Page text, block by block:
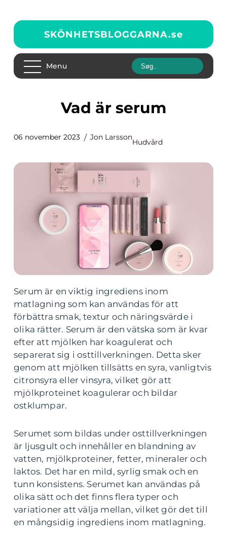
SKÖNHETSBLOGGARNA.se
Menu
Vad är serum
06 november 2023 Jon Larsson
Hudvård
Serum är en viktig ingrediens inom
matlagning som kan användas för att
förbättra smak, textur och näringsvärde i
olika rätter. Serum är den vätska som är kvar
efter att mjölken har koagulerat och
separerat sig i osttillverkningen. Detta sker
genom att mjölken tillsätts en syra, vanligtvis
citronsyra eller vinsyra, vilket gör att
mjölkproteinet koagulerar och bildar
ostklumpar.
Serumet som bildas under osttillverkningen
är ljusgult och innehåller en blandning av
vatten, mjölkproteiner, fetter, mineraler och
laktos. Det har en mild, syrlig smak och en
tunn konsistens. Serumet kan användas på
olika sätt och det finns flera typer och
variationer att välja mellan, vilket gör det till
en mångsidig ingrediens inom matlagning.